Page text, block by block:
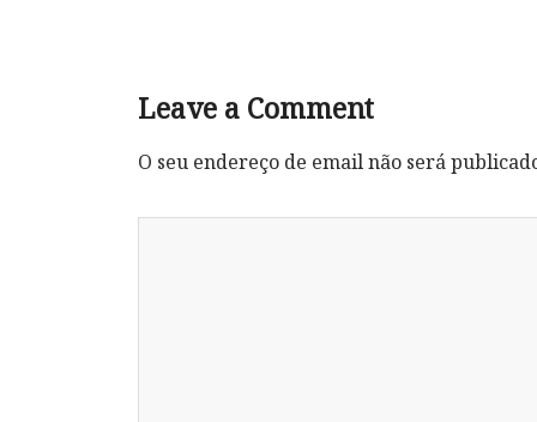
Leave a Comment
O seu endereço de email não será